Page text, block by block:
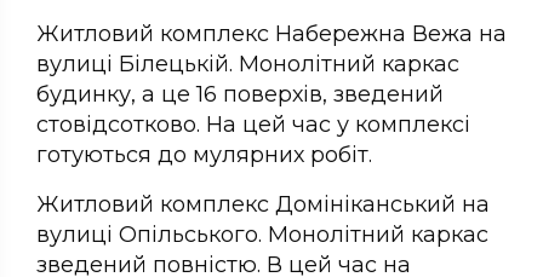
Житловий комплекс Набережна Вежа на
вулиці Білецькій. Монолітний каркас
будинку, а це 16 поверхів, зведений
стовідсотково. На цей час у комплексі
готуються до мулярних робіт.
Житловий комплекс Домініканський на
вулиці Опільського. Монолітний каркас
зведений повністю. В цей час на